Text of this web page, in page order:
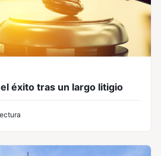
éxito tras un largo litigio